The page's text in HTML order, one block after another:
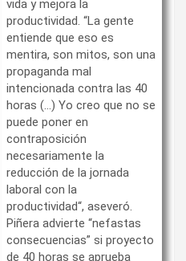
vida y mejora la
productividad. “La gente
entiende que eso es
mentira, son mitos, son una
propaganda mal
intencionada contra las 40
horas (…) Yo creo que no se
puede poner en
contraposición
necesariamente la
reducción de la jornada
laboral con la
productividad“, aseveró.
Piñera advierte “nefastas
consecuencias” si proyecto
de 40 horas se aprueba